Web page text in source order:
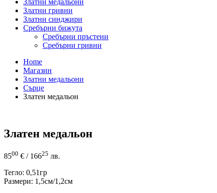
Златни медальони
Златни гривни
Златни синджири
Сребърни бижута
Сребърни пръстени
Сребърни гривни
Home
Магазин
Златни медальони
Сърце
Златен медальон
Златен медальон
8500 € / 16625 лв.
Тегло: 0,51гр
Размери: 1,5см/1,2см